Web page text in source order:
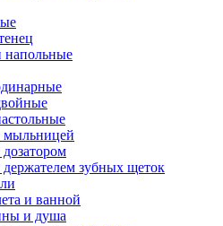
напольные
мыльницей
зубных щеток
и ванной
и душа